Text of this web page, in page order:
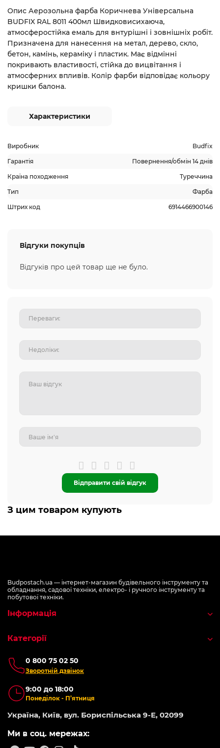
Опис Аерозольна фарба Коричнева Універсальна
BUDFIX RAL 8011 400мл Швидковисихаюча,
атмосферостійка емаль для внтурішні і зовнішніх робіт.
Призначена для нанесення на метал, дерево, скло,
бетон, камінь, кераміку і пластик. Має відмінні
покривають властивості, стійка до вицвітання і
атмосферних впливів. Колір фарби відповідає кольору
кришки балона.
Характеристики
Виробник Budfix
Гарантія Повернення/обмін 14 днів
Країна походження Туреччина
Тип Фарба
Штрих код 6914466900146
Відгуки покупців
Відгуків про цей товар ще не було.
Відправити свій відгук
З цим товаром купують
Budpostach.ua — інтернет-магазин будівельного інструменту та
обладнання, садової техніки, електро- і ручного інструменту та
побутової техніки.
0 800 75 02 50
Зворотній дзвінок
9:00 до 18:00
Понеділок - П’ятниця
Україна, Київ, вул. Бориспільська 9-Е, 02099
Ми в соц. мережах:
Інформація
Категорії